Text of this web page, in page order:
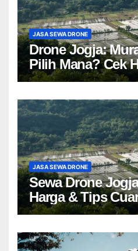
JASA SEWA DRONE
Drone Jogja:
Pilih Mana? Cek
Drone
JASA SEWA DRONE
Sewa Drone
Harga & Tips